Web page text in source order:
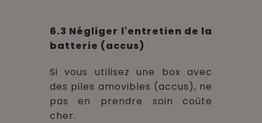
6.3 Négliger l'entretien de la
batterie (accus)
Si vous utilisez une box avec
des piles amovibles (accus), ne
pas en prendre soin coûte
cher.